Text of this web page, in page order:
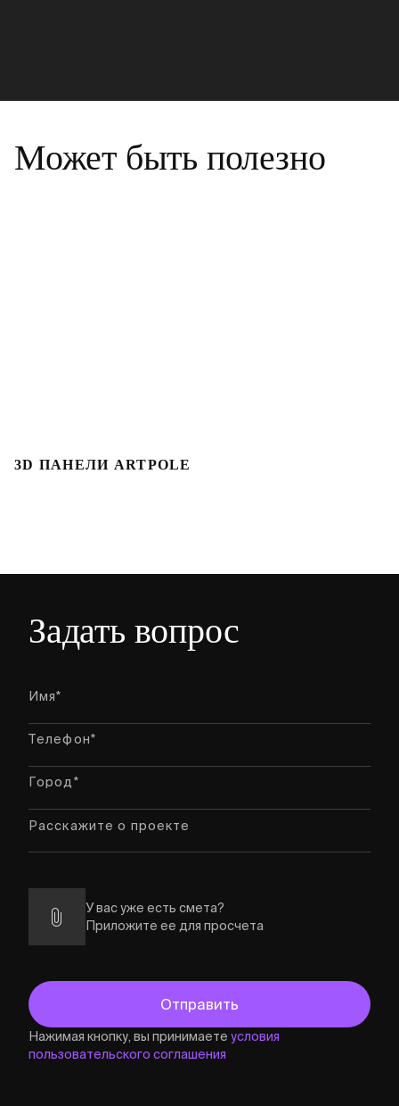
Может быть полезно
3D ПАНЕЛИ ARTPOLE
Задать вопрос
У вас уже есть смета?
Приложите ее для просчета
Нажимая кнопку, вы принимаете условия
пользовательского соглашения